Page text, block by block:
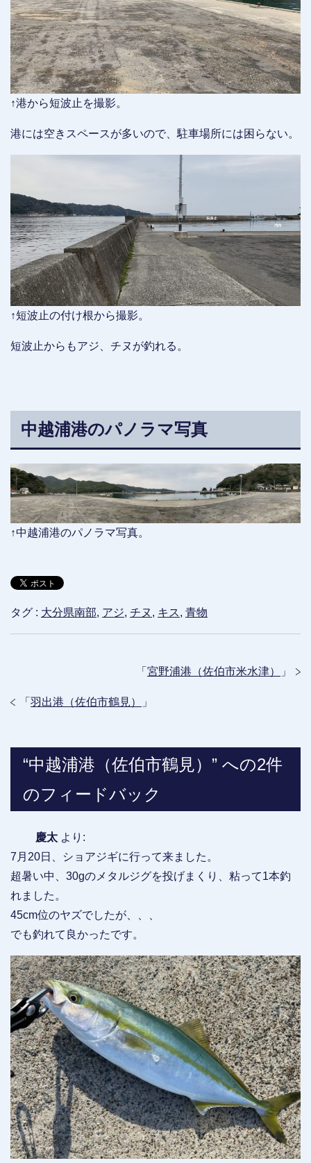
↑港から短波止を撮影。
港には空きスペースが多いので、駐車場所には困らない。
↑短波止の付け根から撮影。
短波止からもアジ、チヌが釣れる。
中越浦港のパノラマ写真
↑中越浦港のパノラマ写真。
タグ : 大分県南部, アジ, チヌ , キス, 青物
「 宮野浦港（佐伯市米水津） 」
「 羽出港（佐伯市鶴見） 」
“中越浦港（佐伯市鶴見）” への2件
のフィードバック
慶太 より:
7月20日、ショアジギに行って来ました。
超暑い中、30gのメタルジグを投げまくり、粘って1本釣
れました。
45cm位のヤズでしたが、、、
でも釣れて良かったです。